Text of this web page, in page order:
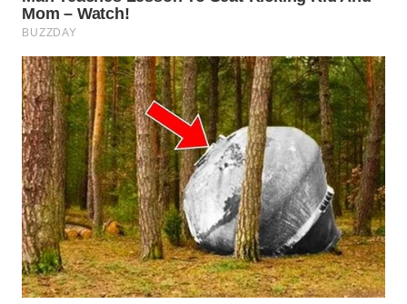
WN
KEPULAUAN
WN
TANGERANG
WN
BINJAI
WN
CIREBON
WN